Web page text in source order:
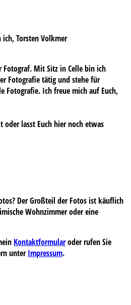
Fotograf. Mit Sitz in Celle bin ich
Fotografie tätig und stehe für
Fotografie. Ich freue mich auf Euch,
lasst Euch hier noch etwas
Der Großteil der Fotos ist käuflich
Wohnzimmer oder eine
Kontaktformularoder rufen Sie
unterImpressum.